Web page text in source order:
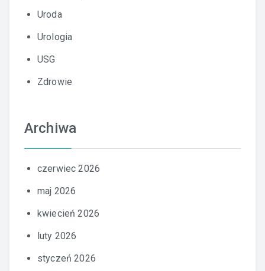
Uroda
Urologia
USG
Zdrowie
Archiwa
czerwiec 2026
maj 2026
kwiecień 2026
luty 2026
styczeń 2026